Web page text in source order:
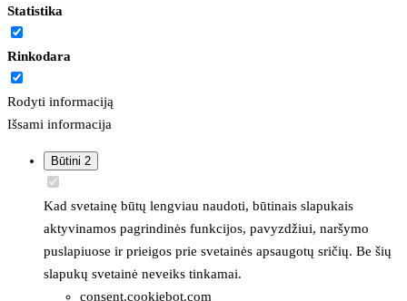
Statistika
Rinkodara
Rodyti informaciją
Išsami informacija
Būtini 2
Kad svetainę būtų lengviau naudoti, būtinais slapukais
aktyvinamos pagrindinės funkcijos, pavyzdžiui, naršymo
puslapiuose ir prieigos prie svetainės apsaugotų sričių. Be šių
slapukų svetainė neveiks tinkamai.
consent.cookiebot.com